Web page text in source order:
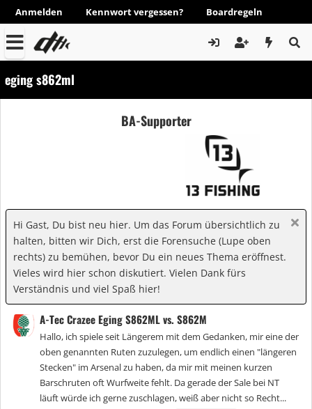
Anmelden Kennwort vergessen? Boardregeln
eging s862ml
BA-Supporter
Hi Gast, Du bist neu hier. Um das Forum übersichtlich zu
halten, bitten wir Dich, erst die Forensuche (Lupe oben
rechts) zu bemühen, bevor Du ein neues Thema eröffnest.
Vieles wird hier schon diskutiert. Vielen Dank fürs
Verständnis und viel Spaß hier!
A-Tec Crazee Eging S862ML vs. S862M
Hallo, ich spiele seit Längerem mit dem Gedanken, mir eine der
oben genannten Ruten zuzulegen, um endlich einen "längeren
Stecken" im Arsenal zu haben, da mir mit meinen kurzen
Barschruten oft Wurfweite fehlt. Da gerade der Sale bei NT
läuft würde ich gerne zuschlagen, weiß aber nicht so Recht...